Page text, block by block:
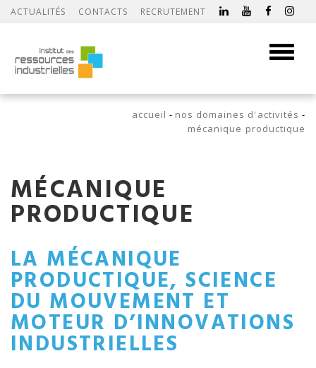
ACTUALITÉS CONTACTS RECRUTEMENT
Toggle
accueil
nos domaines d'activités
mécanique productique
MÉCANIQUE
PRODUCTIQUE
LA MÉCANIQUE
PRODUCTIQUE, SCIENCE
DU MOUVEMENT ET
MOTEUR D’INNOVATIONS
INDUSTRIELLES